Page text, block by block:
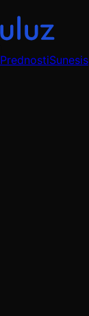
PrednostiSunesis